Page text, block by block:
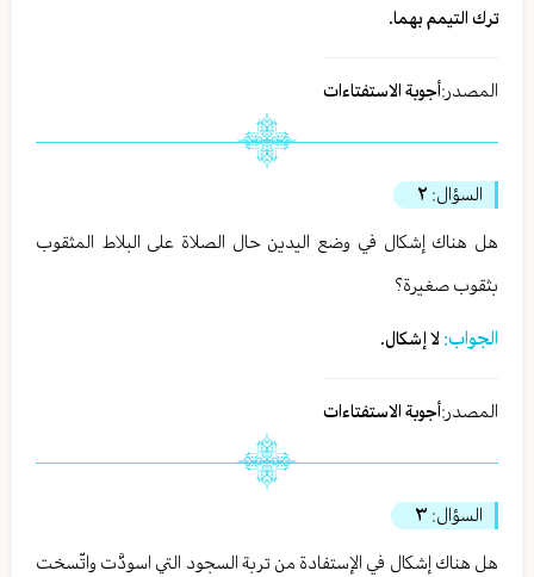
ترك التيمم بهما.
المصدر:أجوبة الاستفتاءات
السؤال: ٢
هل هناك إشكال في وضع اليدين حال الصلاة على البلاط المثقوب
بثقوب صغيرة؟
الجواب: لا إشكال.
المصدر:أجوبة الاستفتاءات
السؤال: ٣
هل هناك إشكال في الإستفادة من تربة السجود التي اسودَّت واتّسخت